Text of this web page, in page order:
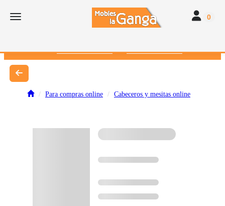
Toggle navigation Toggle
0
Para compras online Cabeceros y mesitas online